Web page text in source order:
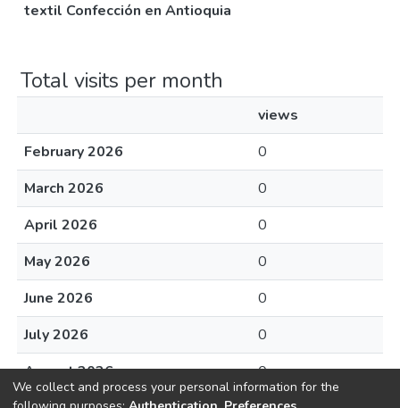
textil Confección en Antioquia
Total visits per month
views
February 2026
0
March 2026
0
April 2026
0
May 2026
0
June 2026
0
July 2026
0
August 2026
0
We collect and process your personal information for the